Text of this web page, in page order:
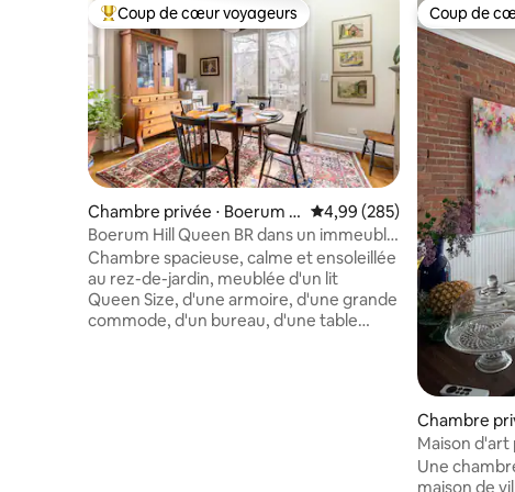
Coups de cœur voyageurs les plus appréciés
Coup de cœur voyageurs
Chambre privée ⋅ Boerum H
ill
Évaluation moyenne sur
4,99 (285)
Boerum Hill Queen BR dans un immeuble
en grès typique de New York
Chambre spacieuse, calme et ensoleillée
au rez-de-jardin, meublée d'un lit
Queen Size, d'une armoire, d'une grande
commode, d'un bureau, d'une table
Coup de
Coup de
Chambre
tuyvesant
Maison
Une
maison de